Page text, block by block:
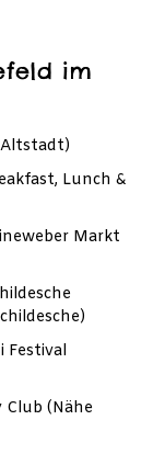
im
Lunch &
Markt
Festival
Club (Nähe